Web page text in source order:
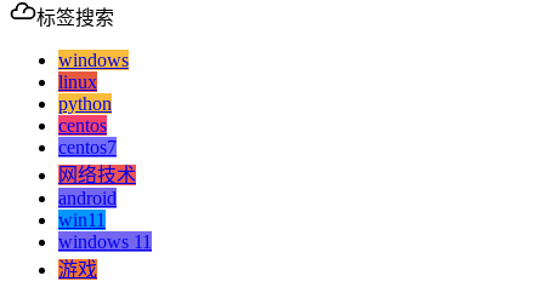
标签搜索
windows
linux
python
centos
centos7
网络技术
android
win11
windows 11
游戏